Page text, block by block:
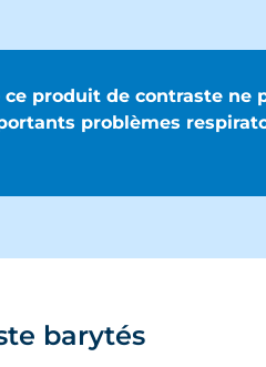
produit de contraste ne
problèmes
barytés